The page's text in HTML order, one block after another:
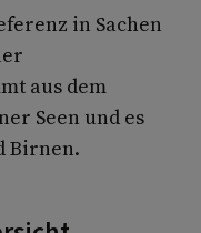
in Sachen
aus dem
Seen und es
Birnen.